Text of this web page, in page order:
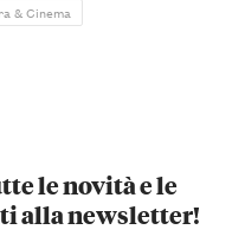
& Cinema
le novità e le
alla newsletter!